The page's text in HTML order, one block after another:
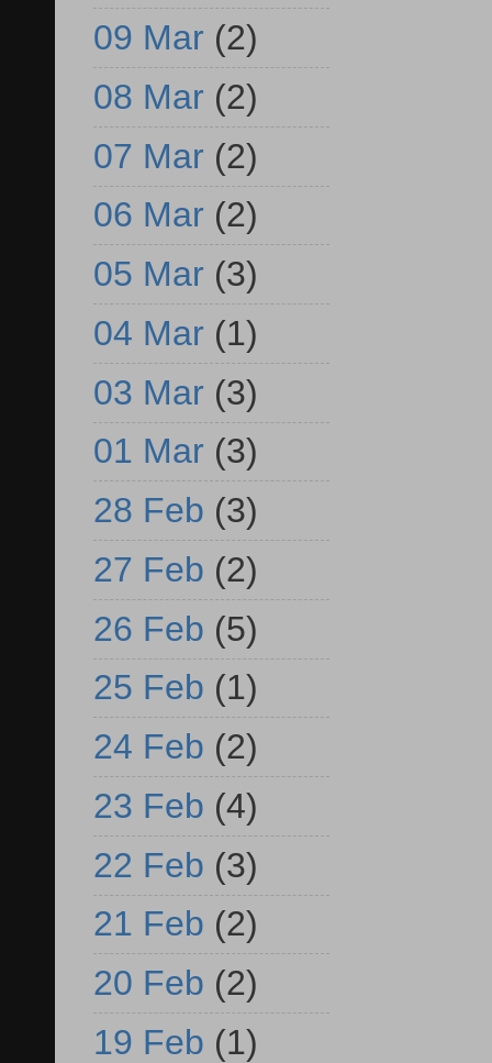
09 Mar (2)
08 Mar (2)
07 Mar (2)
06 Mar (2)
05 Mar (3)
04 Mar (1)
03 Mar (3)
01 Mar (3)
28 Feb (3)
27 Feb (2)
26 Feb (5)
25 Feb (1)
24 Feb (2)
23 Feb (4)
22 Feb (3)
21 Feb (2)
20 Feb (2)
19 Feb (1)